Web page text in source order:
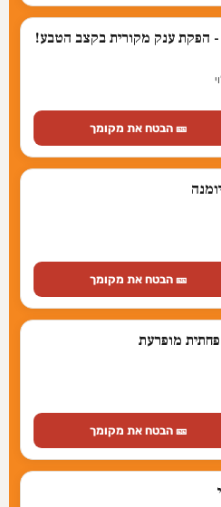
הפקת ענק מקורית בקצב הטבע!
🎫 הבטח את מקומך
🎫 הבטח את מקומך
מופרעת
🎫 הבטח את מקומך